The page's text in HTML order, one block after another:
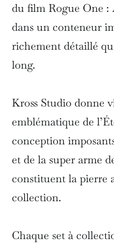
du film Rogue One :
dans un conteneur
richement détaillé
long.
Kross Studio donne
emblématique de
conception
et de la super arme
constituent la pierre
collection.
Chaque set à